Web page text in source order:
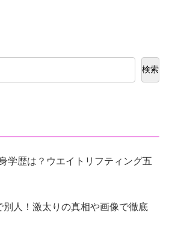
検索
学歴は？ウエイトリフティング五
人！激太りの真相や画像で徹底